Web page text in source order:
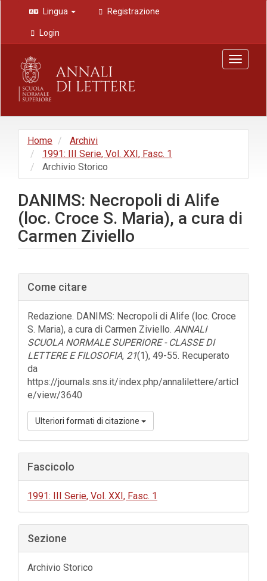
Navigazione
principale
Contenuto
principale
Barra
laterale
Lingua Registrazione
Login
Toggle
Home
Archivi
1991: III Serie, Vol. XXI, Fasc. 1
Archivio Storico
DANIMS: Necropoli di Alife
(loc. Croce S. Maria), a cura di
Carmen Ziviello
Barra
laterale
dell'articolo
Come citare
Redazione. DANIMS: Necropoli di Alife (loc. Croce
S. Maria), a cura di Carmen Ziviello. ANNALI
SCUOLA NORMALE SUPERIORE - CLASSE DI
LETTERE E FILOSOFIA, 21(1), 49-55. Recuperato
da
https://journals.sns.it/index.php/annalilettere/articl
e/view/3640
Ulteriori formati di citazione
Fascicolo
1991: III Serie, Vol. XXI, Fasc. 1
Sezione
Archivio Storico